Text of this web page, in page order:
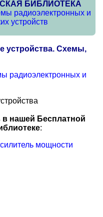
БИБЛИОТЕКА
радиоэлектронных и
устройств
устройства. Схемы,
радиоэлектронных и
в нашей Бесплатной
:
мощности